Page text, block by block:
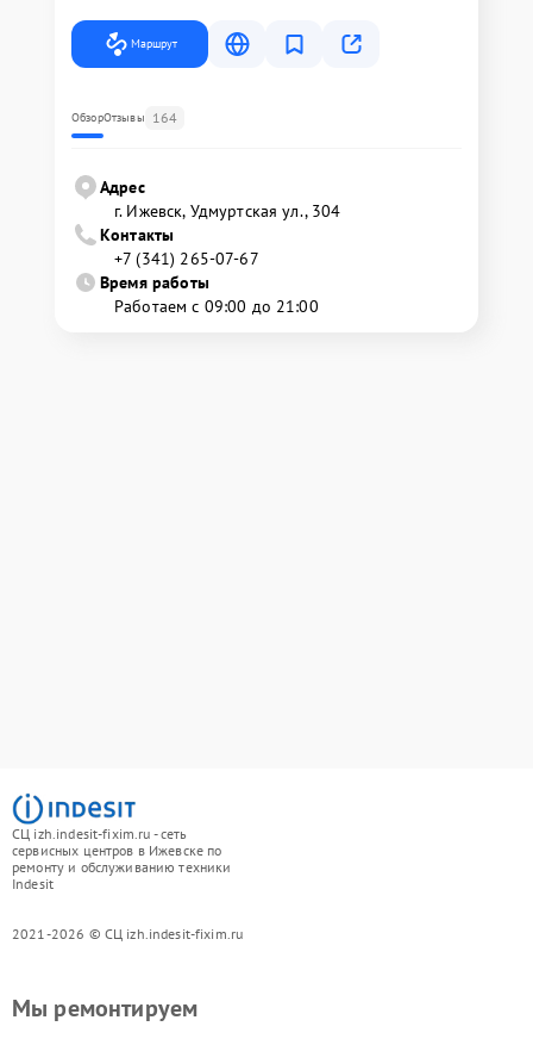
Маршрут
ОбзорОтзывы 164
Адрес
г. Ижевск, Удмуртская ул., 304
Контакты
+7 (341) 265-07-67
Время работы
Работаем с 09:00 до 21:00
СЦ izh.indesit-fixim.ru - сеть
сервисных центров в Ижевске по
ремонту и обслуживанию техники
Indesit
2021-2026 © СЦ izh.indesit-fixim.ru
Мы ремонтируем